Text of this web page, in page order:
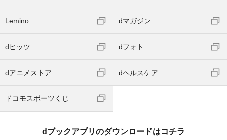
Lemino dマガジン
dヒッツ dフォト
dアニメストア dヘルスケア
ドコモスポーツくじ
dブックアプリのダウンロードはコチラ